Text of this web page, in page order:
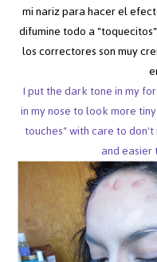
mi nariz para hacer el
difumine todo a
los correctores son muy
I put the dark tone in my
in my nose to look more
touches" with care to
and easier